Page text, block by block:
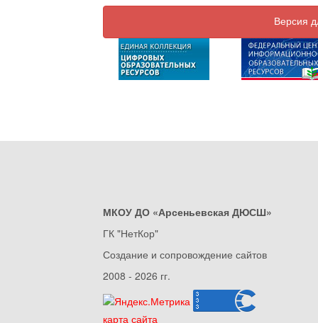
Версия
МКОУ ДО «Арсеньевская ДЮСШ»
ГК "НетКор"
Создание и сопровождение сайтов
2008 - 2026 гг.
карта сайта